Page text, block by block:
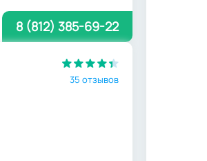
8 (812) 385-69-22
35 отзывов